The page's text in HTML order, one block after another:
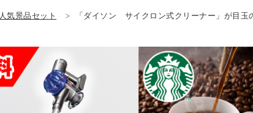
人気景品セット 「ダイソン サイクロン式クリーナー」が目玉